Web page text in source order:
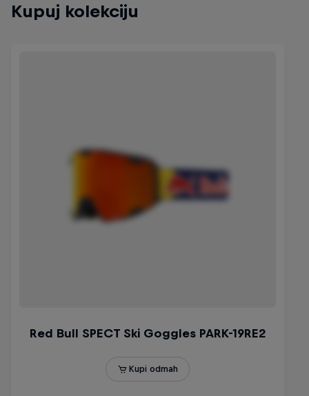
Kupuj kolekciju